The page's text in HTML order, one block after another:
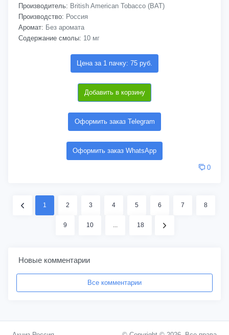
Производитель: British American Tobacco (BAT)
Производство: Россия
Аромат: Без аромата
Содержание смолы: 10 мг
Цена за 1 пачку: 75 руб.
Добавить в корзину
Оформить заказ Telegram
Оформить заказ WhatsApp
0
1 2 3 4 5 6 7 8
9 10 ... 18
Новые комментарии
Все комментарии